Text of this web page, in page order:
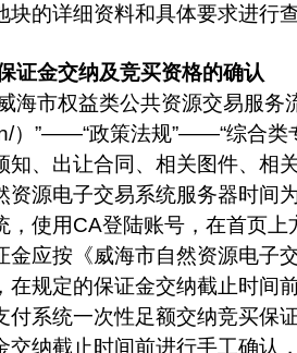
块的详细资料和具体要求进行
证金交纳及竞买资格的确认
海市权益类公共资源交易服务
）”——“政策法规”——“综合
知、出让合同、相关图件、
资源电子交易系统服务器时间
使用CA登陆账号，在首页上
金应按《威海市自然资源电子
在规定的保证金交纳截止时间
付系统一次性足额交纳竞买保
交纳截止时间前进行手工确认